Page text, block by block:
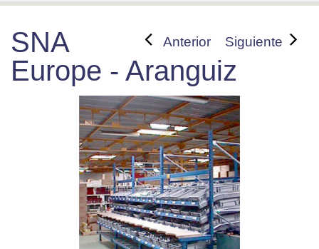
Anterior Siguiente
SNA
Europe - Aranguiz